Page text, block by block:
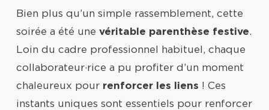
Bien plus qu’un simple rassemblement, cette
soirée a été une véritable parenthèse festive.
Loin du cadre professionnel habituel, chaque
collaborateur·rice a pu profiter d’un moment
chaleureux pour renforcer les liens ! Ces
instants uniques sont essentiels pour renforcer